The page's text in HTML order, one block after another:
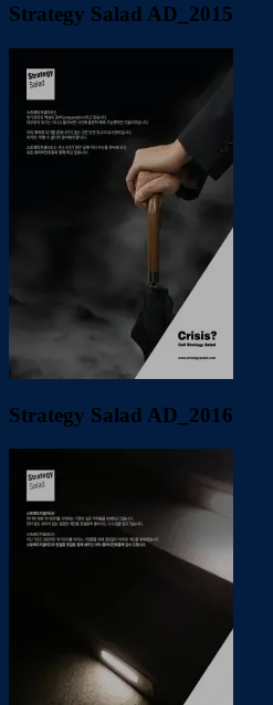
Strategy Salad AD_2015
Strategy Salad AD_2016